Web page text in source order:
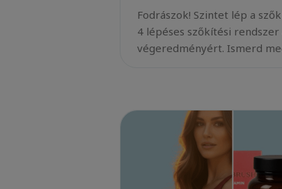
Fodrászok! Szintet lép a
4 lépéses szőkítési
végeredményért. Ismerd